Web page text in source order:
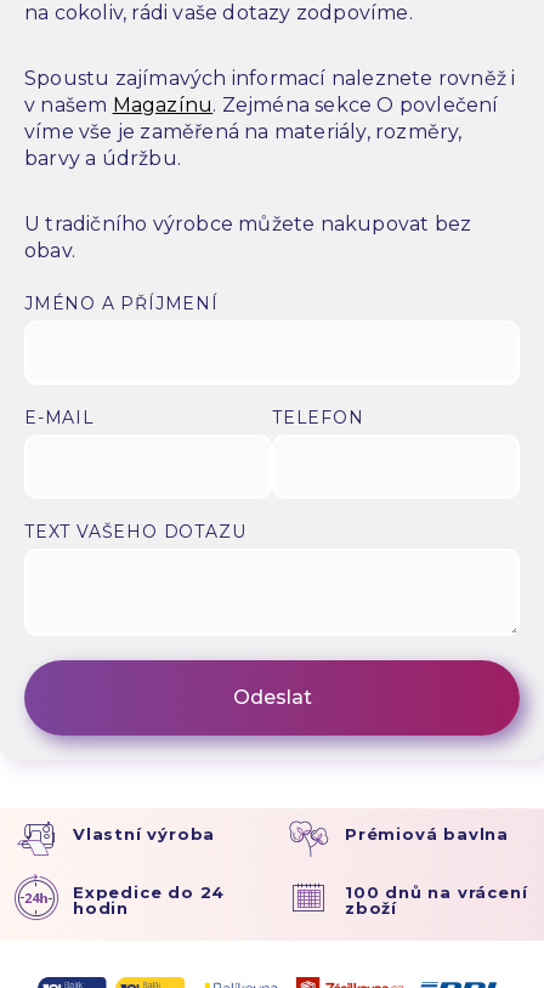
na cokoliv, rádi vaše dotazy zodpovíme.
Spoustu zajímavých informací naleznete rovněž i
v našem Magazínu. Zejména sekce O povlečení
víme vše je zaměřená na materiály, rozměry,
barvy a údržbu.
U tradičního výrobce můžete nakupovat bez
obav.
JMÉNO A PŘÍJMENÍ
E-MAIL TELEFON
TEXT VAŠEHO DOTAZU
Vlastní výroba Prémiová bavlna
Expedice do 24
hodin
100 dnů na vrácení
zboží